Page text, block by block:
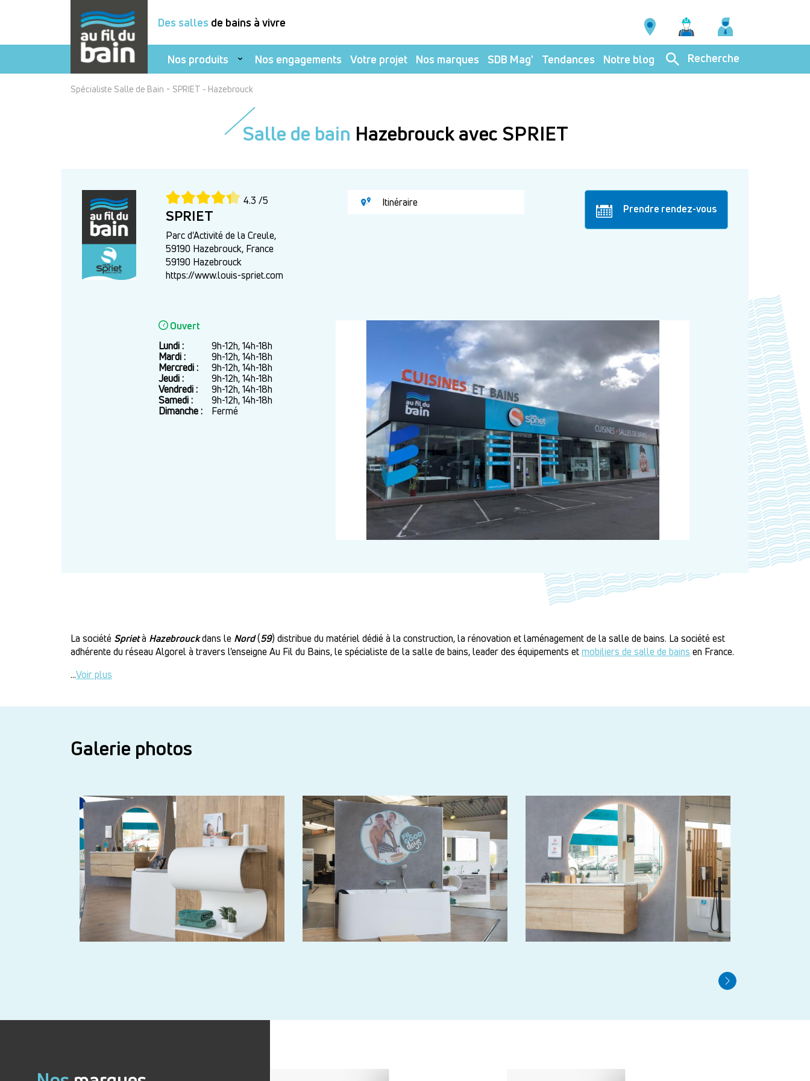
Des salles de bains à vivre
Nos produits Nos engagements Votre projet Nos marques SDB Mag' Tendances Notre blog Recherche
Spécialiste Salle de Bain - SPRIET - Hazebrouck
Salle de bain Hazebrouck avec SPRIET
4.3 /5
SPRIET
Parc d'Activité de la Creule,
59190 Hazebrouck, France
59190 Hazebrouck
https://www.louis-spriet.com
Itinéraire Prendre rendez-vous
Ouvert
Jour
Plage
horaire
Lundi :
9h-12h, 14h-18h
Mardi :
9h-12h, 14h-18h
Mercredi :
9h-12h, 14h-18h
Jeudi :
9h-12h, 14h-18h
Vendredi :
9h-12h, 14h-18h
Samedi :
9h-12h, 14h-18h
Dimanche :
Fermé
La société Sprietà Hazebrouckdans le Nord(59) distribue du matériel dédié à la construction, la rénovation et laménagement de la salle de bains. La société est
adhérente du réseau Algorel à travers l'enseigne Au Fil du Bains, le spécialiste de la salle de bains, leader des équipements etmobiliers de salle de bains en France.
...Voir plus
Galerie photos